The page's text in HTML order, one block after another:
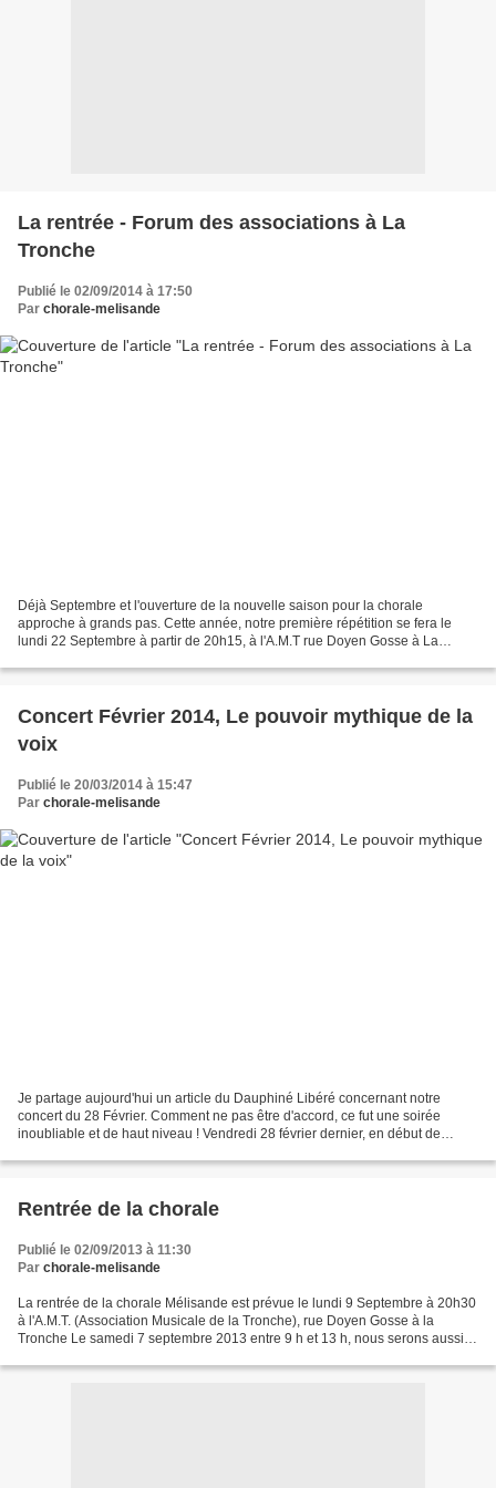
La rentrée - Forum des associations à La
Tronche
Publié le 02/09/2014 à 17:50
Par chorale-melisande
Déjà Septembre et l'ouverture de la nouvelle saison pour la chorale
approche à grands pas. Cette année, notre première répétition se fera le
lundi 22 Septembre à partir de 20h15, à l'A.M.T rue Doyen Gosse à La
Concert Février 2014, Le pouvoir mythique de la
voix
Publié le 20/03/2014 à 15:47
Par chorale-melisande
Je partage aujourd'hui un article du Dauphiné Libéré concernant notre
concert du 28 Février. Comment ne pas être d'accord, ce fut une soirée
inoubliable et de haut niveau ! Vendredi 28 février dernier, en début de
Rentrée de la chorale
Publié le 02/09/2013 à 11:30
Par chorale-melisande
La rentrée de la chorale Mélisande est prévue le lundi 9 Septembre à 20h30
à l'A.M.T. (Association Musicale de la Tronche), rue Doyen Gosse à la
Tronche Le samedi 7 septembre 2013 entre 9 h et 13 h, nous serons aussi